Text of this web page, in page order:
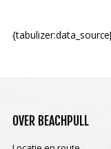
OVER BEACHPULL